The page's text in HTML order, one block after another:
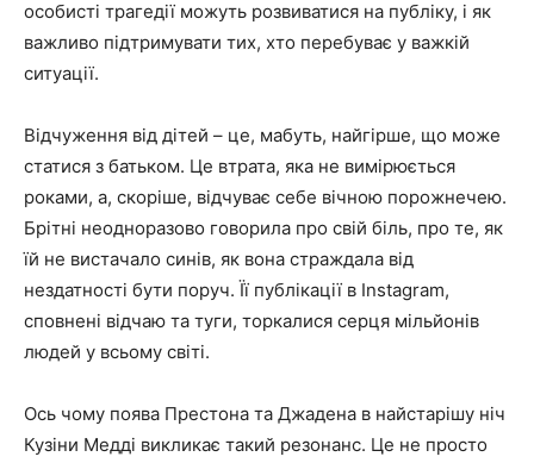
особисті трагедії можуть розвиватися на публіку, і як
важливо підтримувати тих, хто перебуває у важкій
ситуації.
Відчуження від дітей – це, мабуть, найгірше, що може
статися з батьком. Це втрата, яка не вимірюється
роками, а, скоріше, відчуває себе вічною порожнечею.
Брітні неодноразово говорила про свій біль, про те, як
їй не вистачало синів, як вона страждала від
нездатності бути поруч. Її публікації в Instagram,
сповнені відчаю та туги, торкалися серця мільйонів
людей у ​​всьому світі.
Ось чому поява Престона та Джадена в найстарішу ніч
Кузіни Медді викликає такий резонанс. Це не просто